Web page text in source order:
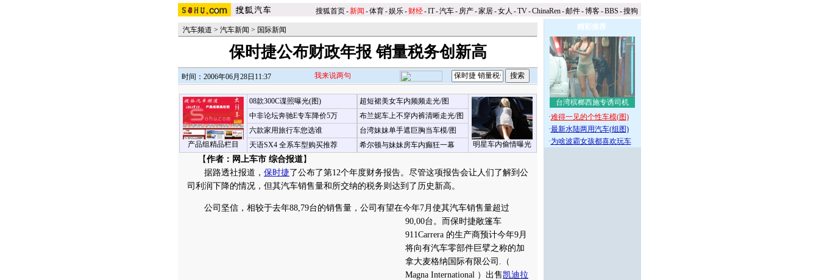
搜狐首页-新闻 -体育-娱乐- 财经-IT-汽车- 房产-家居-女人 -TV-ChinaRen-邮件-博客-BBS -搜狗
汽车频道 > 汽车新闻 > 国际新闻
保时捷公布财政年报 销量税务创新高
时间：2006年06月28日11:37 我来说两句
产品组精品栏目
08款300C谍照曝光(图)
中非论坛奔驰E专车降价5万
六款家用旅行车您选谁
天语SX4 全系车型购买推荐
超短裙美女车内频频走光/图
明星车内偷情曝光
布兰妮车上不穿内裤清晰走光/图
台湾妹妹单手遮巨胸当车模/图
希尔顿与妹妹房车内癫狂一幕
【作者：网上车市 综合报道】
据路透社报道， 保时捷了公布了第12个年度财务报告。尽管这项报告会让人们了解到公
司利润下降的情况，但其汽车销售量和所交纳的税务则达到了历史新高。
公司坚信，相较于去年88,79台的销售量，公司有望在今年7月使其汽车销售量超过
90,00台。 而保时捷敞篷车
911Carrera 的生产商预计今年9月
将向有汽车零部件巨擘之称的加
拿大麦格纳国际有限公司.（
Magna International ）出售凯迪拉
精彩推荐
台湾槟榔西施专诱司机
·难得一见的个性车模(图)
·最新水陆两用汽车(组图)
·为啥波霸女孩都喜欢玩车